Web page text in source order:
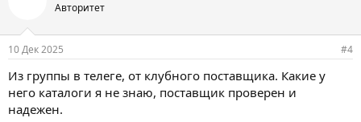
Авторитет
10 Дек 2025 #4
Из группы в телеге, от клубного поставщика. Какие у
него каталоги я не знаю, поставщик проверен и
надежен.